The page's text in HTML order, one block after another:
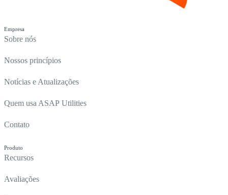
Empresa
Sobre nós
Nossos princípios
Notícias e Atualizações
Quem usa ASAP Utilities
Contato
Produto
Recursos
Avaliações